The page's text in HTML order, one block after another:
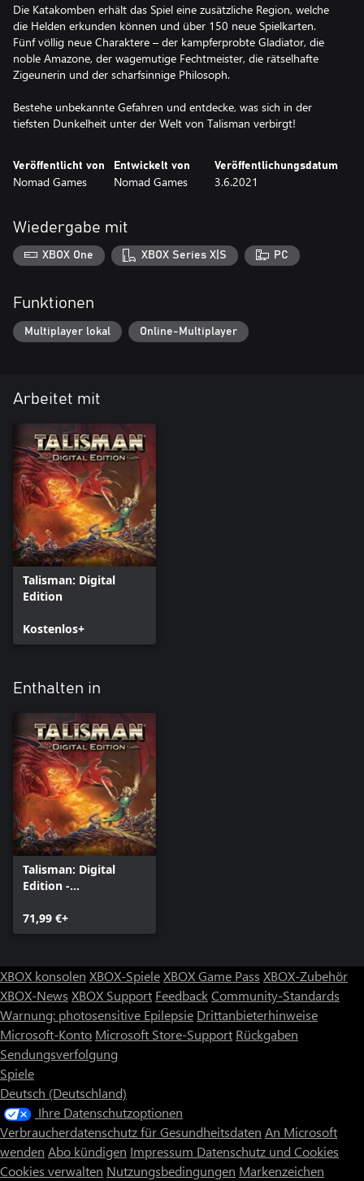
Die Katakomben erhält das Spiel eine zusätzliche Region, welche
die Helden erkunden können und über 150 neue Spielkarten.
Fünf völlig neue Charaktere – der kampferprobte Gladiator, die
noble Amazone, der wagemutige Fechtmeister, die rätselhafte
Zigeunerin und der scharfsinnige Philosoph.
Bestehe unbekannte Gefahren und entdecke, was sich in der
tiefsten Dunkelheit unter der Welt von Talisman verbirgt!
Veröffentlicht von
Nomad Games
Entwickelt von
Nomad Games
Veröffentlichungsdatum
3.6.2021
Wiedergabe mit
XBOX One XBOX Series X|S PC
Funktionen
Multiplayer lokal Online-Multiplayer
Arbeitet mit
Talisman: Digital
Edition
Kostenlos+
Enthalten in
Talisman: Digital
Edition -
71,99 €+
XBOX konsolen XBOX-SpieleXBOX Game Pass XBOX-Zubehör
XBOX-News XBOX Support FeedbackCommunity-Standards
Warnung: photosensitive Epilepsie Drittanbieterhinweise
Microsoft-Konto Microsoft Store-Support Rückgaben
Sendungsverfolgung
Spiele
Deutsch (Deutschland)
Ihre Datenschutzoptionen
Verbraucherdatenschutz für Gesundheitsdaten An Microsoft
wenden Abo kündigen Impressum Datenschutz und Cookies
Cookies verwalten Nutzungsbedingungen Markenzeichen